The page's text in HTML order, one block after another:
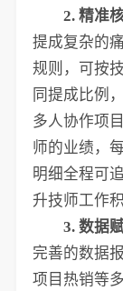
2. 精准
提成复杂的
规则，可按
同提成比例
多人协作项
师的业绩，
明细全程可
升技师工作积
3. 数据
完善的数据
项目热销等